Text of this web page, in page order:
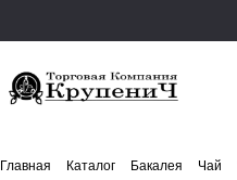
Главная Каталог Бакалея Чай